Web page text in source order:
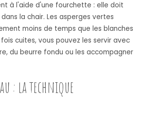
à l'aide d'une fourchette : elle doit
la chair. Les asperges vertes
moins de temps que les blanches
cuites, vous pouvez les servir avec
du beurre fondu ou les accompagner
: la technique